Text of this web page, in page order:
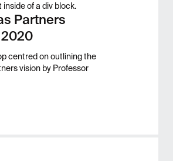
of a div block.
Partners
centred on outlining the
vision by Professor